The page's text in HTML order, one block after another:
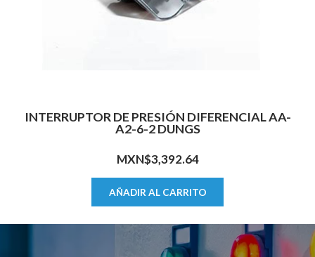
INTERRUPTOR DE PRESIÓN DIFERENCIAL AA-
A2-6-2 DUNGS
MXN$3,392.64
AÑADIR AL CARRITO